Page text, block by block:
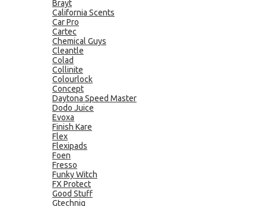
Brayt
California Scents
Car Pro
Cartec
Chemical Guys
Cleantle
Colad
Collinite
Colourlock
Concept
Daytona Speed Master
Dodo Juice
Evoxa
Finish Kare
Flex
Flexipads
Foen
Fresso
Funky Witch
FX Protect
Good Stuff
Gtechniq